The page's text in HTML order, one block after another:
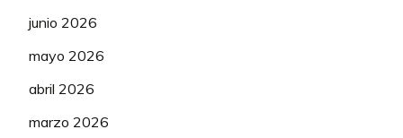
junio 2026
mayo 2026
abril 2026
marzo 2026